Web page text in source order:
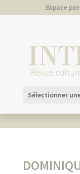
Espace
Sélectionner